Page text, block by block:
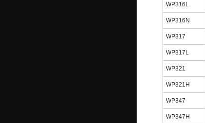
WP316L
WP316N
WP317
WP317L
WP321
WP321H
WP347
WP347H